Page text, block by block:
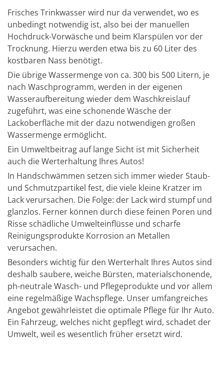
Frisches Trinkwasser wird nur da verwendet, wo es
unbedingt notwendig ist, also bei der manuellen
Hochdruck-Vorwäsche und beim Klarspülen vor der
Trocknung. Hierzu werden etwa bis zu 60 Liter des
kostbaren Nass benötigt.
Die übrige Wassermenge von ca. 300 bis 500 Litern, je
nach Waschprogramm, werden in der eigenen
Wasseraufbereitung wieder dem Waschkreislauf
zugeführt, was eine schonende Wäsche der
Lackoberfläche mit der dazu notwendigen großen
Wassermenge ermöglicht.
Ein Umweltbeitrag auf lange Sicht ist mit Sicherheit
auch die Werterhaltung Ihres Autos!
In Handschwämmen setzen sich immer wieder Staub-
und Schmutzpartikel fest, die viele kleine Kratzer im
Lack verursachen. Die Folge: der Lack wird stumpf und
glanzlos. Ferner können durch diese feinen Poren und
Risse schädliche Umwelteinflüsse und scharfe
Reinigungsprodukte Korrosion an Metallen
verursachen.
Besonders wichtig für den Werterhalt Ihres Autos sind
deshalb saubere, weiche Bürsten, materialschonende,
ph-neutrale Wasch- und Pflegeprodukte und vor allem
eine regelmäßige Wachspflege. Unser umfangreiches
Angebot gewährleistet die optimale Pflege für Ihr Auto.
Ein Fahrzeug, welches nicht gepflegt wird, schadet der
Umwelt, weil es wesentlich früher ersetzt wird.